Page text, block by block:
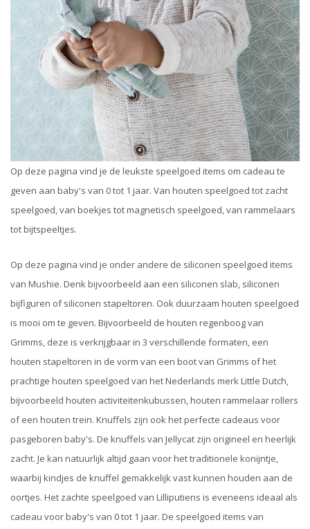
Op deze pagina vind je de leukste speelgoed items om cadeau te
geven aan baby's van 0 tot 1 jaar. Van houten speelgoed tot zacht
speelgoed, van boekjes tot magnetisch speelgoed, van rammelaars
tot bijtspeeltjes.
Op deze pagina vind je onder andere de siliconen speelgoed items
van Mushie. Denk bijvoorbeeld aan een siliconen slab, siliconen
bijfiguren of siliconen stapeltoren. Ook duurzaam houten speelgoed
is mooi om te geven. Bijvoorbeeld de houten regenboog van
Grimms, deze is verkrijgbaar in 3 verschillende formaten, een
houten stapeltoren in de vorm van een boot van Grimms of het
prachtige houten speelgoed van het Nederlands merk Little Dutch,
bijvoorbeeld houten activiteitenkubussen, houten rammelaar rollers
of een houten trein. Knuffels zijn ook het perfecte cadeaus voor
pasgeboren baby's. De knuffels van Jellycat zijn origineel en heerlijk
zacht. Je kan natuurlijk altijd gaan voor het traditionele konijntje,
waarbij kindjes de knuffel gemakkelijk vast kunnen houden aan de
oortjes. Het zachte speelgoed van Lilliputiens is eveneens ideaal als
cadeau voor baby's van 0 tot 1 jaar. De speelgoed items van